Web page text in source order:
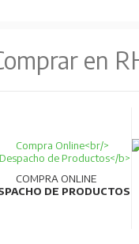
en
COMPRA ONLINE
DE PRODUCTOS